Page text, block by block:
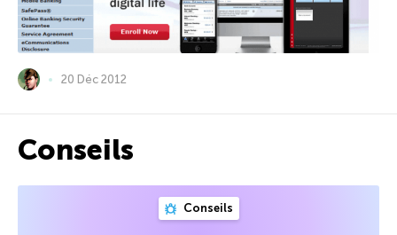
20 Déc 2012
Conseils
Conseils